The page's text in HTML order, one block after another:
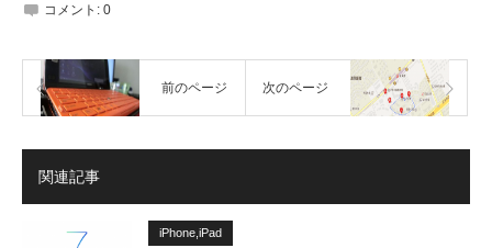
コメント: 0
前のページ 次のページ
関連記事
iPhone,iPad